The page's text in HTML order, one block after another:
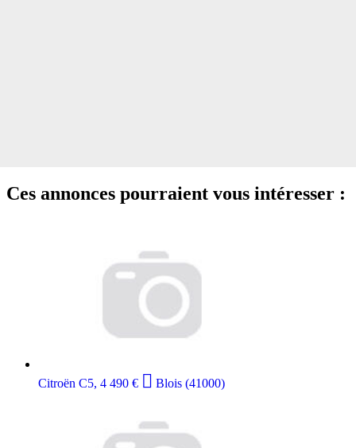
Ces annonces pourraient vous intéresser :
Citroën C5, 4 490 €  Blois (41000)